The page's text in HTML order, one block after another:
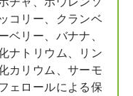
チャ、ホウレンソ
コリー、クランベ
ベリー、バナナ、
ナトリウム、リン
カリウム、サーモ
ェロールによる保